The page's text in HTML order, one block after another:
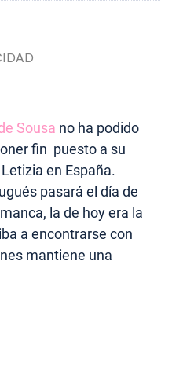
Sousa no ha podido
fin puesto a su
en España.
pasará el día de
la de hoy era la
a encontrarse con
mantiene una